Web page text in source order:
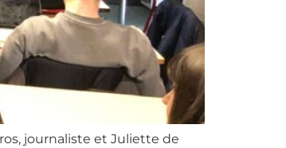
journaliste et Juliette de